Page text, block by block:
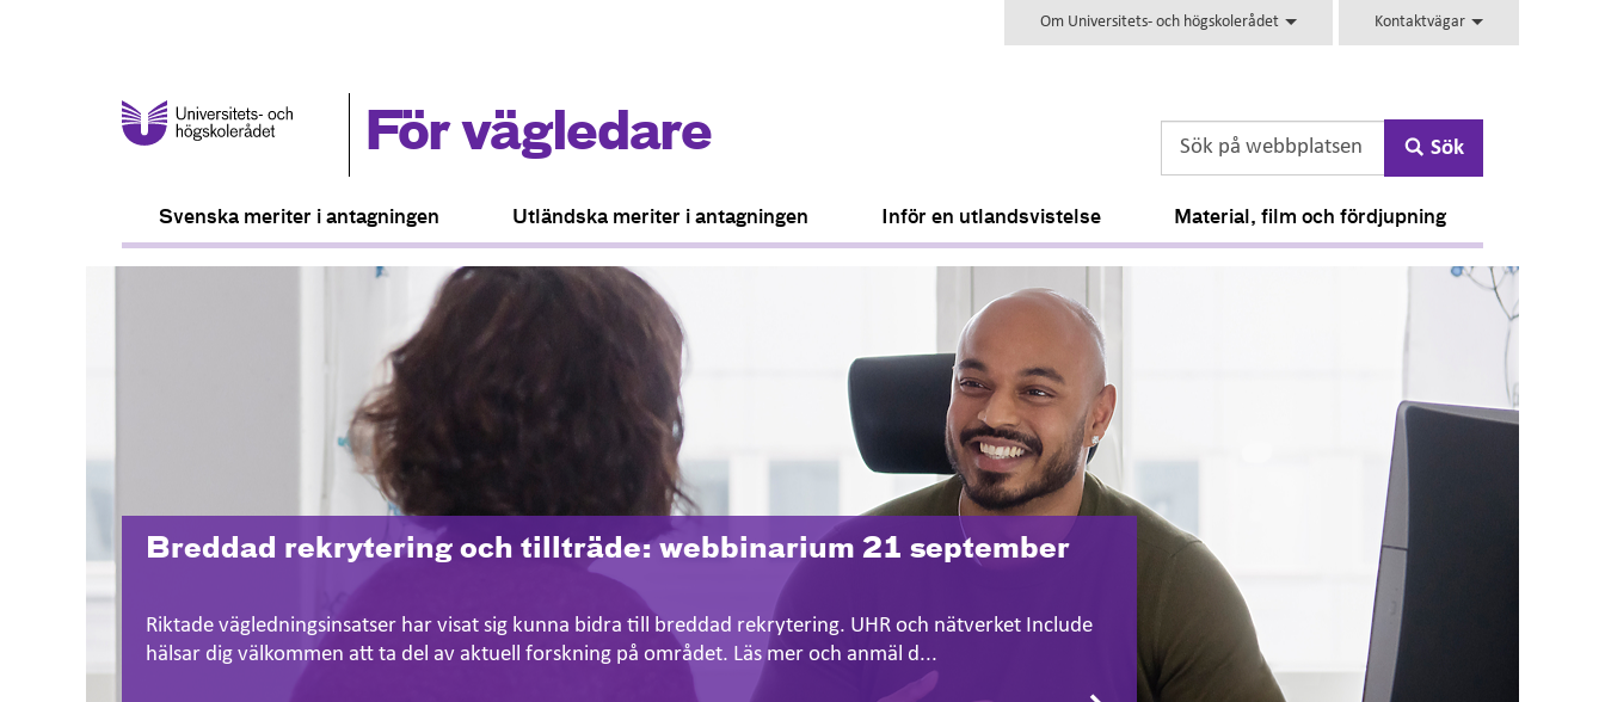
Om Universitets- och högskolerådet Kontaktvägar
För vägledare Sök
Svenska meriter i antagningen Utländska meriter i antagningen Inför en utlandsvistelse Material, film och fördjupning
Breddad rekrytering och tillträde: webbinarium 21 september
Riktade vägledningsinsatser har visat sig kunna bidra till breddad rekrytering. UHR och nätverket Include
hälsar dig välkommen att ta del av aktuell forskning på området. Läs mer och anmäl d...